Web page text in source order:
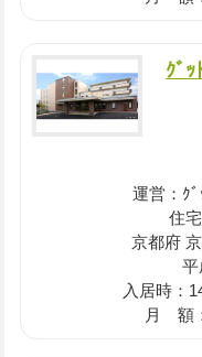
ｸﾞｯ
運営：ｸ
住
京都府
平
入居時：
月 額